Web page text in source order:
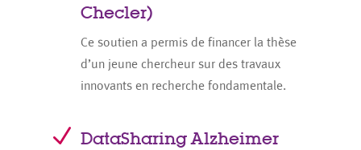
Checler)
Ce soutien a permis de financer la thèse
d’un jeune chercheur sur des travaux
innovants en recherche fondamentale.
N DataSharing Alzheimer